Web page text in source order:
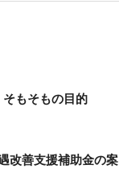
もそもの目的
改善支援補助金の案